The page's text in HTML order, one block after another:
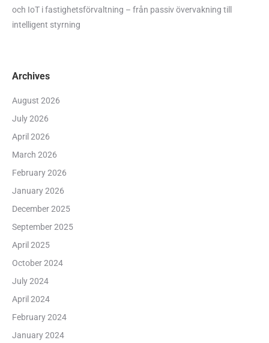
och IoT i fastighetsförvaltning – från passiv övervakning till
intelligent styrning
Archives
August 2026
July 2026
April 2026
March 2026
February 2026
January 2026
December 2025
September 2025
April 2025
October 2024
July 2024
April 2024
February 2024
January 2024